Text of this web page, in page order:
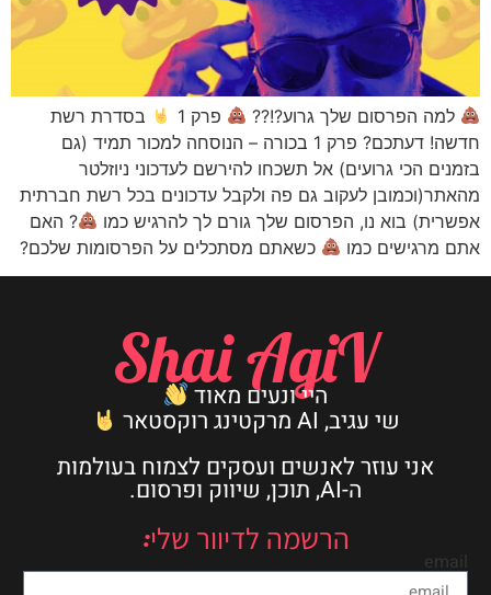
למה הפרסום שלך גרוע?!?? פרק 1
בסדרת רשת
חדשה! דעתכם? פרק 1 בכורה – הנוסחה למכור תמיד (גם
בזמנים הכי גרועים) אל תשכחו להירשם לעדכוני ניוזלטר
מהאתר(וכמובן לעקוב גם פה ולקבל עדכונים בכל רשת חברתית
אפשרית) בוא נו, הפרסום שלך גורם לך להרגיש כמו
? האם
אתם מרגישים כמו
כשאתם מסתכלים על הפרסומות שלכם?
Shai AgiV
היי ונעים מאוד
שי עגיב, AI מרקטינג רוקסטאר
אני עוזר לאנשים ועסקים לצמוח בעולמות
ה-AI, תוכן, שיווק ופרסום.
הרשמה לדיוור שלי:
email